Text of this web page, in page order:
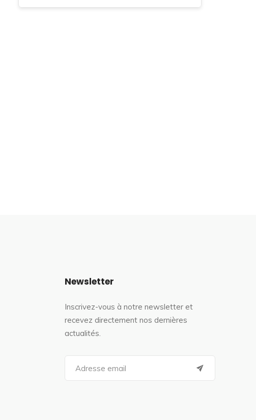
Newsletter
Inscrivez-vous à notre newsletter et
recevez directement nos dernières
actualités.
a